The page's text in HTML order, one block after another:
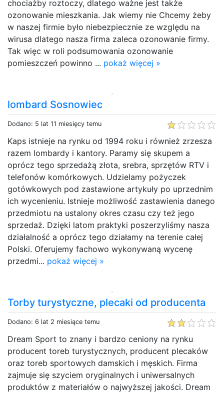
chociażby roztoczy, dlatego ważne jest także
ozonowanie mieszkania. Jak wiemy nie Chcemy żeby
w naszej firmie było niebezpiecznie ze względu na
wirusa dlatego nasza firma zaleca ozonowanie firmy.
Tak więc w roli podsumowania ozonowanie
pomieszczeń powinno ... pokaż więcej »
lombard Sosnowiec
Dodano: 5 lat 11 miesięcy temu
Kaps istnieje na rynku od 1994 roku i również zrzesza
razem lombardy i kantory. Paramy się skupem a
oprócz tego sprzedażą złota, srebra, sprzętów RTV i
telefonów komórkowych. Udzielamy pożyczek
gotówkowych pod zastawione artykuły po uprzednim
ich wycenieniu. Istnieje możliwość zastawienia danego
przedmiotu na ustalony okres czasu czy też jego
sprzedaż. Dzięki latom praktyki poszerzyliśmy nasza
działalność a oprócz tego działamy na terenie całej
Polski. Oferujemy fachowo wykonywaną wycenę
przedmi... pokaż więcej »
Torby turystyczne, plecaki od producenta
Dodano: 6 lat 2 miesiące temu
Dream Sport to znany i bardzo ceniony na rynku
producent toreb turystycznych, producent plecaków
oraz toreb sportowych damskich i męskich. Firma
zajmuje się szyciem oryginalnych i uniwersalnych
produktów z materiałów o najwyższej jakości. Dream